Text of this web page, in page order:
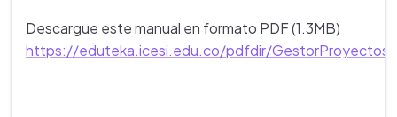
Descargue este manual en formato PDF (1.3MB)
https://eduteka.icesi.edu.co/pdfdir/